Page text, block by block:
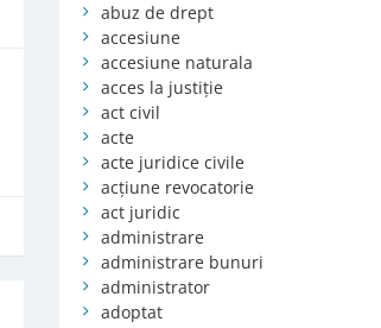
abuz de drept
accesiune
accesiune naturala
acces la justiție
act civil
acte
acte juridice civile
acțiune revocatorie
act juridic
administrare
administrare bunuri
administrator
adoptat